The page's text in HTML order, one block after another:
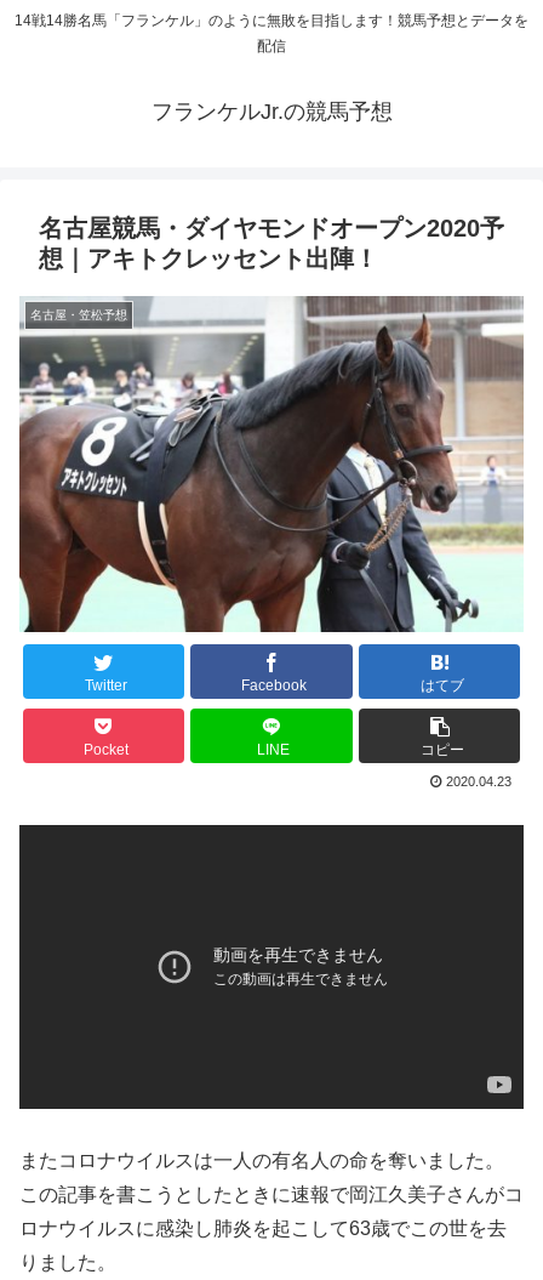
14戦14勝名馬「フランケル」のように無敗を目指します！競馬予想とデータを
配信
フランケルJr.の競馬予想
名古屋競馬・ダイヤモンドオープン2020予
想｜アキトクレッセント出陣！
名古屋・笠松予想
Twitter Facebook はてブ
Pocket LINE コピー
2020.04.23
またコロナウイルスは一人の有名人の命を奪いました。
この記事を書こうとしたときに速報で岡江久美子さんがコ
ロナウイルスに感染し肺炎を起こして63歳でこの世を去
りました。